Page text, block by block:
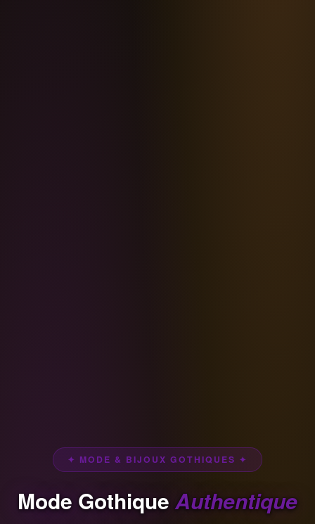
✦ MODE & BIJOUX GOTHIQUES ✦
Mode Gothique Authentique